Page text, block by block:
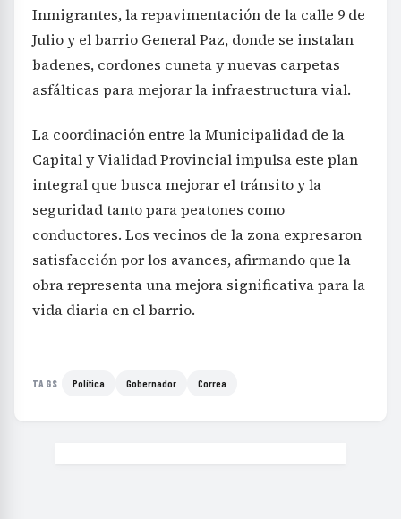
Inmigrantes, la repavimentación de la calle 9 de
Julio y el barrio General Paz, donde se instalan
badenes, cordones cuneta y nuevas carpetas
asfálticas para mejorar la infraestructura vial.
La coordinación entre la Municipalidad de la
Capital y Vialidad Provincial impulsa este plan
integral que busca mejorar el tránsito y la
seguridad tanto para peatones como
conductores. Los vecinos de la zona expresaron
satisfacción por los avances, afirmando que la
obra representa una mejora significativa para la
vida diaria en el barrio.
TAGS Política Gobernador Correa